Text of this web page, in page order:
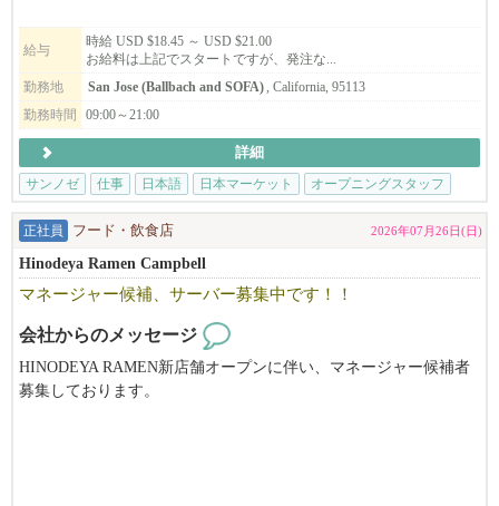
ンクまで、大阪ならではの高品質な必需品もご用意しています！
新店舗で一緒に働きませんか？？
【San Jose 店】
184 S Market St, Suite 120
San Jose, CA 95113
Application Form : sakuramarketplace.com/jobs
給与
時給 USD $18.45 ～ USD $21.00
お給料は上記でスタートですが、発注な...
勤務地
San Jose (Ballbach and SOFA), California, 95113
勤務時間
09:00～21:00
詳細
サンノゼ
仕事 日本語 日本マーケット オープニングスタッフ
正社員 フード・飲食店 2026年07月26日(日)
Hinodeya Ramen Campbell
マネージャー候補、サーバー募集中です！！
会社からのメッセージ
HINODEYA RAMEN新店舗オープンに伴い、マネージャー候補者
募集しております。